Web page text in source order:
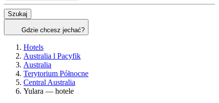
Szukaj
Gdzie chcesz jechać?
Hotels
Australia l Pacyfik
Australia
Terytorium Północne
Central Australia
Yulara — hotele